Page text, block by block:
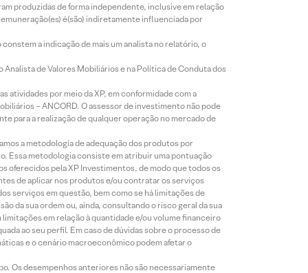
produzidas de forma independente, inclusive em relação
é(são) indiretamente influenciada por
a indicação de mais um analista no relatório, o
de Valores Mobiliários e na Política de Conduta dos
atividades por meio da XP, em conformidade com a
– ANCORD. O assessor de investimento não pode
para a realização de qualquer operação no mercado de
a metodologia de adequação dos produtos por
Essa metodologia consiste em atribuir uma pontuação
oferecidos pela XP Investimentos, de modo que todos os
de aplicar nos produtos e/ou contratar os serviços
serviços em questão, bem como se há limitações de
da sua ordem ou, ainda, consultando o risco geral da sua
em relação à quantidade e/ou volume financeiro
ao seu perfil. Em caso de dúvidas sobre o processo de
e o cenário macroeconômico podem afetar o
Os desempenhos anteriores não são necessariamente